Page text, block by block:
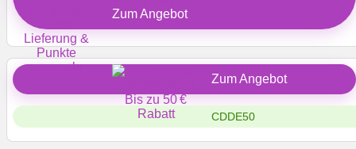
Zum Angebot
Zum Angebot
CDDE50